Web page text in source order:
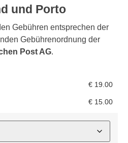
und Porto
Gebühren entsprechen der
Gebührenordnung der
Post AG.
€ 19.00
€ 15.00